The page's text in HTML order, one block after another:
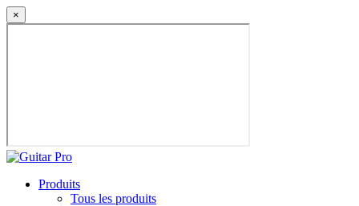
×
Produits
Tous les produits